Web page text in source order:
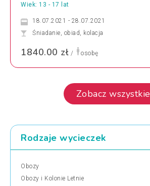
Wiek: 13 - 17 lat
18.07.2021 - 28.07.2021
Śniadanie, obiad, kolacja
1840.00 zł / osobę
Zobacz wszystkie
Rodzaje wycieczek
Obozy
Obozy i Kolonie Letnie